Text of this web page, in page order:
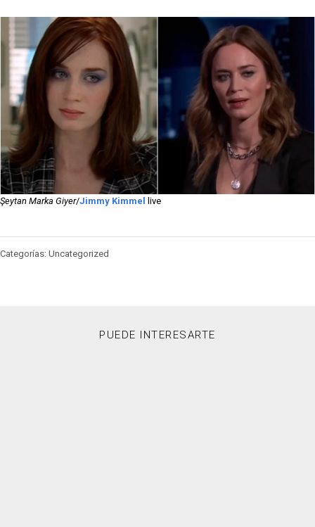
Şeytan Marka Giyer/Jimmy Kimmel live
Categorías: Uncategorized
PUEDE INTERESARTE